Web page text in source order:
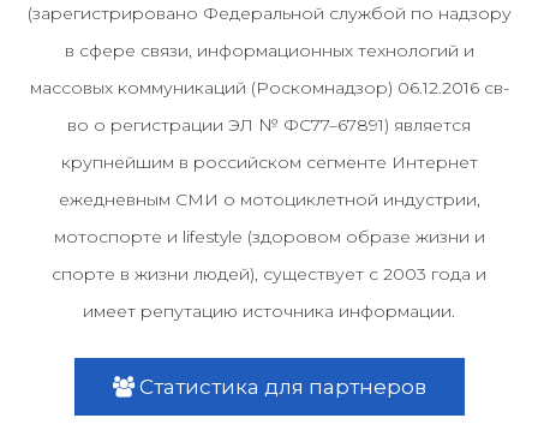
(зарегистрировано Федеральной службой по надзору
в сфере связи, информационных технологий и
массовых коммуникаций (Роскомнадзор) 06.12.2016 св-
во о регистрации ЭЛ № ФС77–67891) является
крупнейшим в российском сегменте Интернет
ежедневным СМИ о мотоциклетной индустрии,
мотоспорте и lifestyle (здоровом образе жизни и
спорте в жизни людей), существует с 2003 года и
имеет репутацию источника информации.
Статистика для партнеров